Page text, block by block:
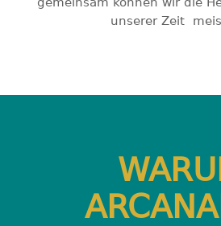
unserer Zeit